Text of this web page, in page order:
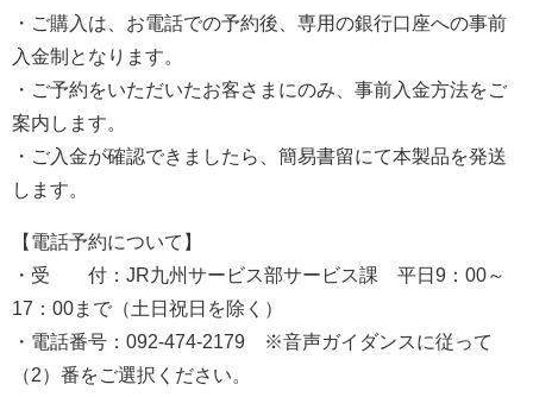
・ご購入は、お電話での予約後、専用の銀行口座への事前
入金制となります。
・ご予約をいただいたお客さまにのみ、事前入金方法をご
案内します。
・ご入金が確認できましたら、簡易書留にて本製品を発送
します。
【電話予約について】
・受 付：JR九州サービス部サービス課 平日9：00～
17：00まで（土日祝日を除く）
・電話番号：092-474-2179 ※音声ガイダンスに従って
（2）番をご選択ください。